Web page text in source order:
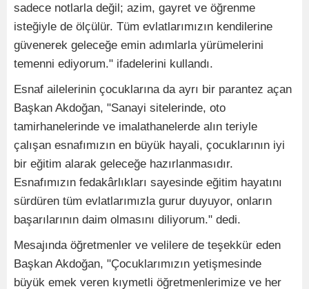
sadece notlarla değil; azim, gayret ve öğrenme
isteğiyle de ölçülür. Tüm evlatlarımızın kendilerine
güvenerek geleceğe emin adımlarla yürümelerini
temenni ediyorum." ifadelerini kullandı.
Esnaf ailelerinin çocuklarına da ayrı bir parantez açan
Başkan Akdoğan, "Sanayi sitelerinde, oto
tamirhanelerinde ve imalathanelerde alın teriyle
çalışan esnafımızın en büyük hayali, çocuklarının iyi
bir eğitim alarak geleceğe hazırlanmasıdır.
Esnafımızın fedakârlıkları sayesinde eğitim hayatını
sürdüren tüm evlatlarımızla gurur duyuyor, onların
başarılarının daim olmasını diliyorum." dedi.
Mesajında öğretmenler ve velilere de teşekkür eden
Başkan Akdoğan, "Çocuklarımızın yetişmesinde
büyük emek veren kıymetli öğretmenlerimize ve her